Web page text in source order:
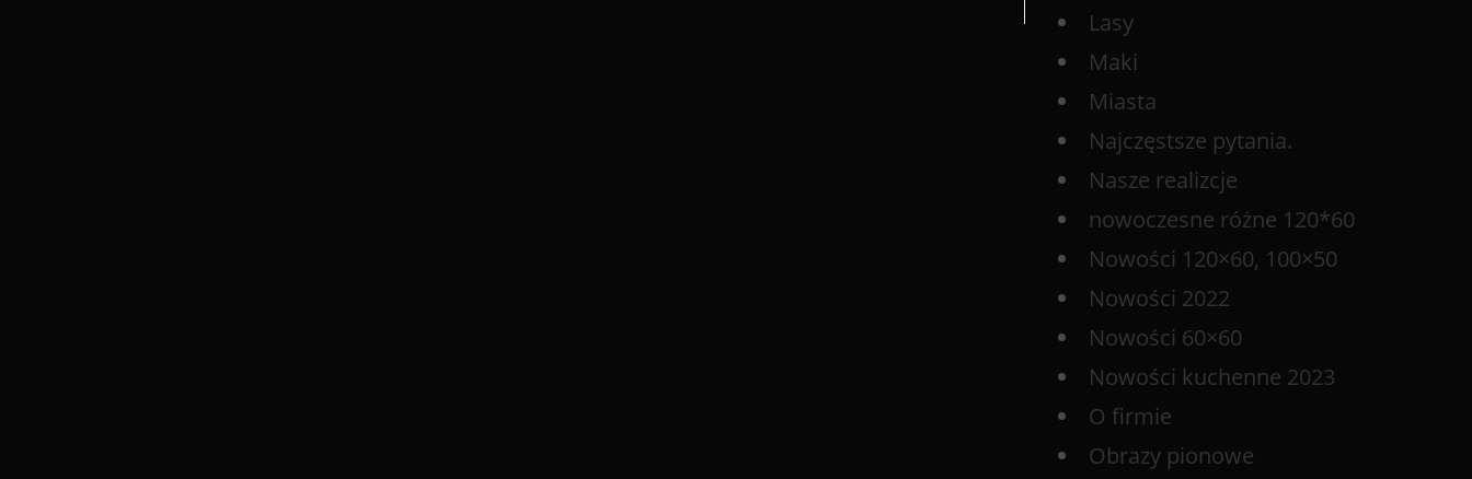
Lasy
Maki
Miasta
Najczęstsze pytania.
Nasze realizcje
nowoczesne różne 120*60
Nowości 120×60, 100×50
Nowości 2022
Nowości 60×60
Nowości kuchenne 2023
O firmie
Obrazy pionowe